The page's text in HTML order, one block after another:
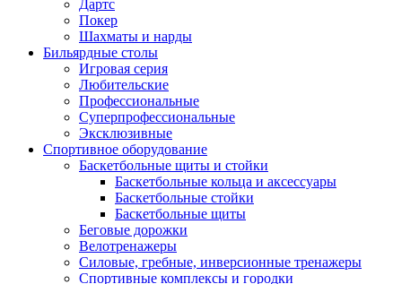
Дартс
Покер
Шахматы и нарды
Бильярдные столы
Игровая серия
Любительские
Профессиональные
Суперпрофессиональные
Эксклюзивные
Спортивное оборудование
Баскетбольные щиты и стойки
Баскетбольные кольца и аксессуары
Баскетбольные стойки
Баскетбольные щиты
Беговые дорожки
Велотренажеры
Силовые, гребные, инверсионные тренажеры
Спортивные комплексы и городки